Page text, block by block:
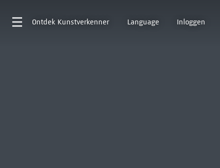
Ontdek Kunstverkenner Language Inloggen